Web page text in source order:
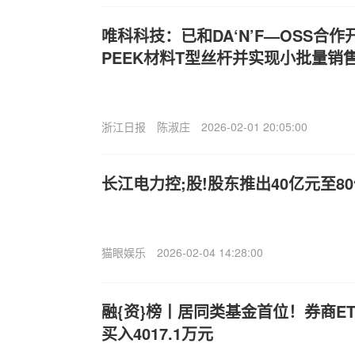
唯科科技：已和DA‘N’F—OSS合作
PEEK材料T型丝杆并实现小批量销
浙江日报 陈淑庄 2026-02-01 20:05:00
长江电力控;股!股东推出40亿元至
猫眼娱乐 2026-02-04 14:28:00
融{资}榜丨居同类基金首位！券商
买入4017.1万元